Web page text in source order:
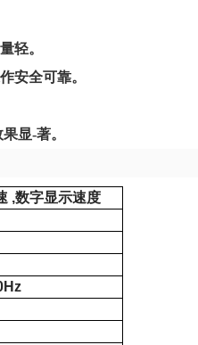
轻。
安全可靠。
显-著。
,数字显示速度